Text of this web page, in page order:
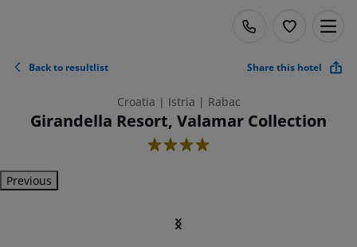
Back to resultlist Share this hotel
Croatia | Istria | Rabac
Girandella Resort, Valamar Collection
4
Previous